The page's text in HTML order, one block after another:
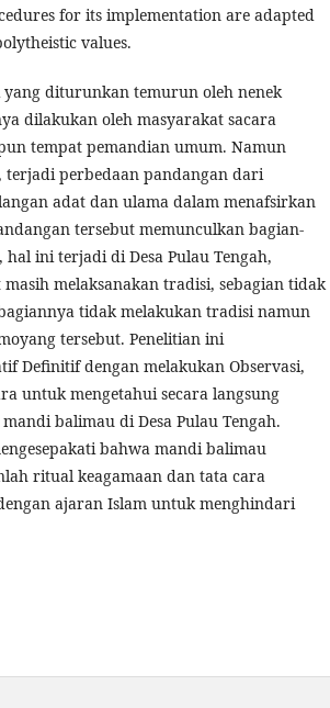
for its implementation are adapted
values.
diturunkan temurun oleh nenek
dilakukan oleh masyarakat sacara
tempat pemandian umum. Namun
terjadi perbedaan pandangan dari
adat dan ulama dalam menafsirkan
tersebut memunculkan bagian-
ini terjadi di Desa Pulau Tengah,
melaksanakan tradisi, sebagian tidak
tidak melakukan tradisi namun
tersebut. Penelitian ini
Definitif dengan melakukan Observasi,
untuk mengetahui secara langsung
balimau di Desa Pulau Tengah.
bahwa mandi balimau
ritual keagamaan dan tata cara
ajaran Islam untuk menghindari